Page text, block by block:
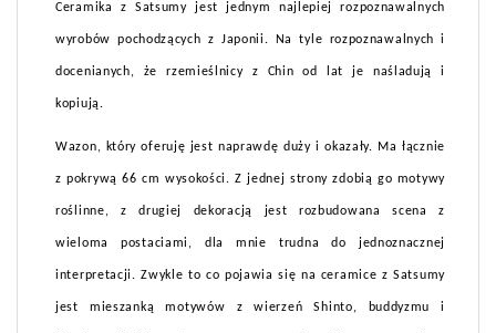
Ceramika z Satsumy jest jednym najlepiej rozpoznawalnych
wyrobów pochodzących z Japonii. Na tyle rozpoznawalnych i
docenianych, że rzemieślnicy z Chin od lat je naśladują i
kopiują.
Wazon, który oferuję jest naprawdę duży i okazały. Ma łącznie
z pokrywą 66 cm wysokości. Z jednej strony zdobią go motywy
roślinne, z drugiej dekoracją jest rozbudowana scena z
wieloma postaciami, dla mnie trudna do jednoznacznej
interpretacji. Zwykle to co pojawia się na ceramice z Satsumy
jest mieszanką motywów z wierzeń Shinto, buddyzmu i